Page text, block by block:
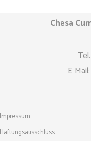
Chesa
Tel.
E-Mail:
Impressum
Haftungsausschluss